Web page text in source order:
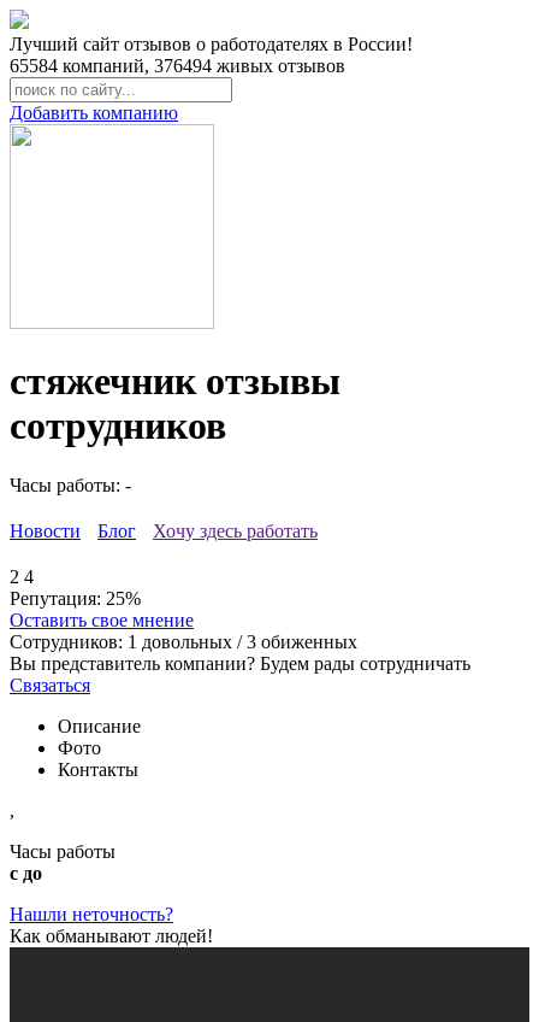
Лучший сайт отзывов о работодателях в России!
65584 компаний, 376494 живых отзывов
Добавить компанию
стяжечник отзывы
сотрудников
Часы работы: -
Новости Блог Хочу здесь работать
2 4
Репутация: 25%
Оставить свое мнение
Сотрудников: 1 довольных /3 обиженных
Вы представитель компании? Будем рады сотрудничать
Связаться
Описание
Фото
Контакты
,
Часы работы
с до
Нашли неточность?
Как обманывают людей!